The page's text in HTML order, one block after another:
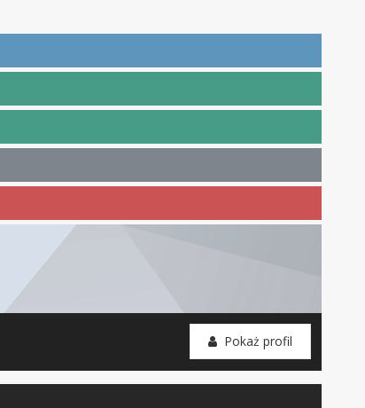
Pokaż profil